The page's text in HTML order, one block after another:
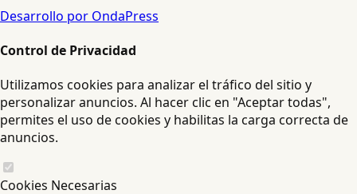
Desarrollo por OndaPress
Control de Privacidad
Utilizamos cookies para analizar el tráfico del sitio y
personalizar anuncios. Al hacer clic en "Aceptar todas",
permites el uso de cookies y habilitas la carga correcta de
anuncios.
Cookies Necesarias